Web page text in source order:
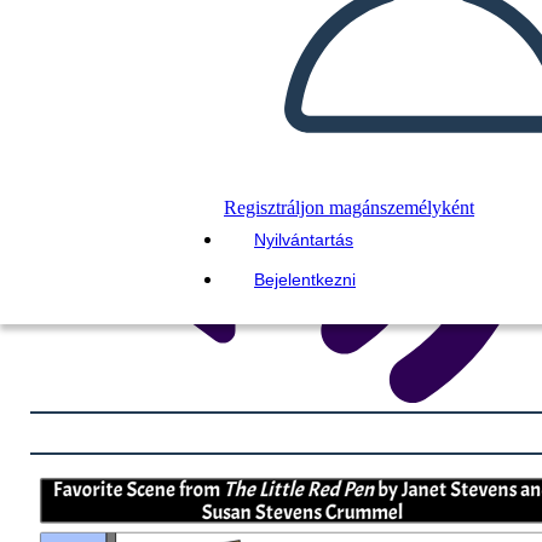
Regisztráljon magánszemélyként
Nyilvántartás
Bejelentkezni